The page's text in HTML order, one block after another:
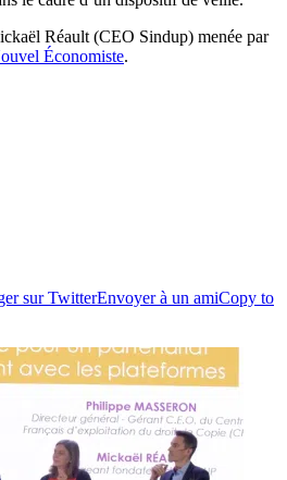
Réault (CEO Sindup) menée par
Économiste.
sur TwitterEnvoyer à un amiCopy to